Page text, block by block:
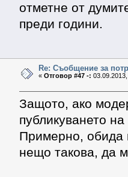
отметне от
преди години.
Re: Съобщение за
«Отговор #47 -:
Защото, ако
публикуването
Примерно, обида
нещо такова, да